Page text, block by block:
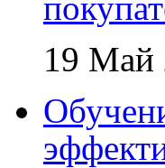
19 Май